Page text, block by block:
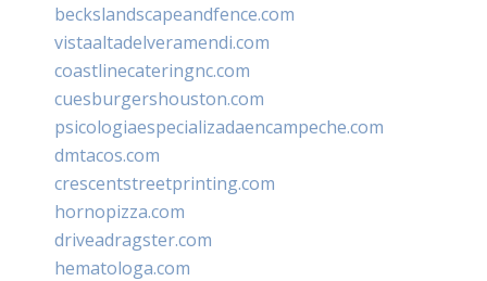
beckslandscapeandfence.com
vistaaltadelveramendi.com
coastlinecateringnc.com
cuesburgershouston.com
psicologiaespecializadaencampeche.com
dmtacos.com
crescentstreetprinting.com
hornopizza.com
driveadragster.com
hematologa.com